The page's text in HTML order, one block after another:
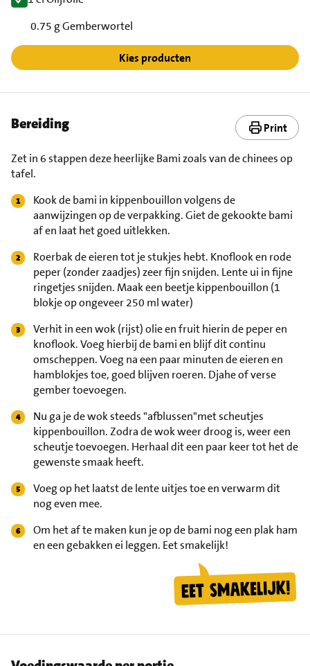
0.75 g Gemberwortel
Kies producten
Bereiding Print
Zet in 6 stappen deze heerlijke Bami zoals van de chinees op
tafel.
Kook de bami in kippenbouillon volgens de
aanwijzingen op de verpakking. Giet de gekookte bami
af en laat het goed uitlekken.
Roerbak de eieren tot je stukjes hebt. Knoflook en rode
peper (zonder zaadjes) zeer fijn snijden. Lente ui in fijne
ringetjes snijden. Maak een beetje kippenbouillon (1
blokje op ongeveer 250 ml water)
Verhit in een wok (rijst) olie en fruit hierin de peper en
knoflook. Voeg hierbij de bami en blijf dit continu
omscheppen. Voeg na een paar minuten de eieren en
hamblokjes toe, goed blijven roeren. Djahe of verse
gember toevoegen.
Nu ga je de wok steeds "afblussen"met scheutjes
kippenbouillon. Zodra de wok weer droog is, weer een
scheutje toevoegen. Herhaal dit een paar keer tot het de
gewenste smaak heeft.
Voeg op het laatst de lente uitjes toe en verwarm dit
nog even mee.
Om het af te maken kun je op de bami nog een plak ham
en een gebakken ei leggen. Eet smakelijk!